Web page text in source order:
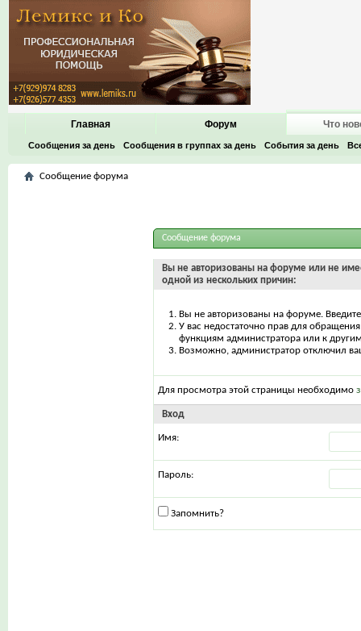
Главная Форум Что
Сообщения за день Сообщения в группах за день События за день
Сообщение форума
Сообщение форума
Вы не авторизованы на форуме или не
одной из нескольких причин:
Вы не авторизованы на форуме.
У вас недостаточно прав для
функциям администратора или к
Возможно, администратор отключил
Для просмотра этой страницы необходимо
Вход
Имя:
Пароль:
Запомнить?